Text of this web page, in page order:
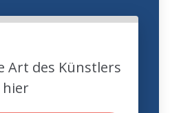
Art des Künstlers
hier